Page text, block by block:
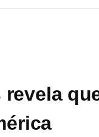
revela